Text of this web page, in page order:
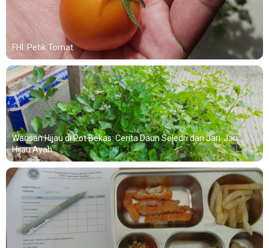
FHI: Petik Tomat
Warisan Hijau di Pot Bekas: Cerita Daun Seledri dan Jari-Jari
Hijau Ayah